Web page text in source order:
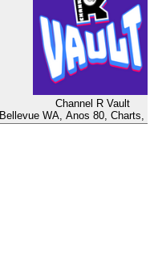
Channel R Vault
Bellevue WA, Anos 80, Charts,